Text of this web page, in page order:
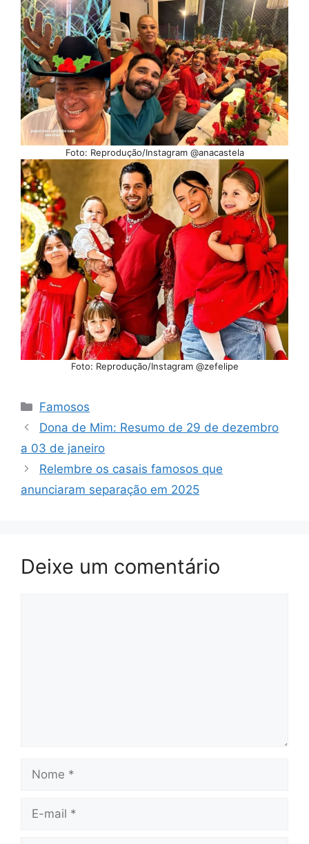
Foto: Reprodução/Instagram @anacastela
Foto: Reprodução/Instagram @zefelipe
Categorias
Famosos
Dona de Mim: Resumo de 29 de dezembro
a 03 de janeiro
Relembre os casais famosos que
anunciaram separação em 2025
Deixe um comentário
mail